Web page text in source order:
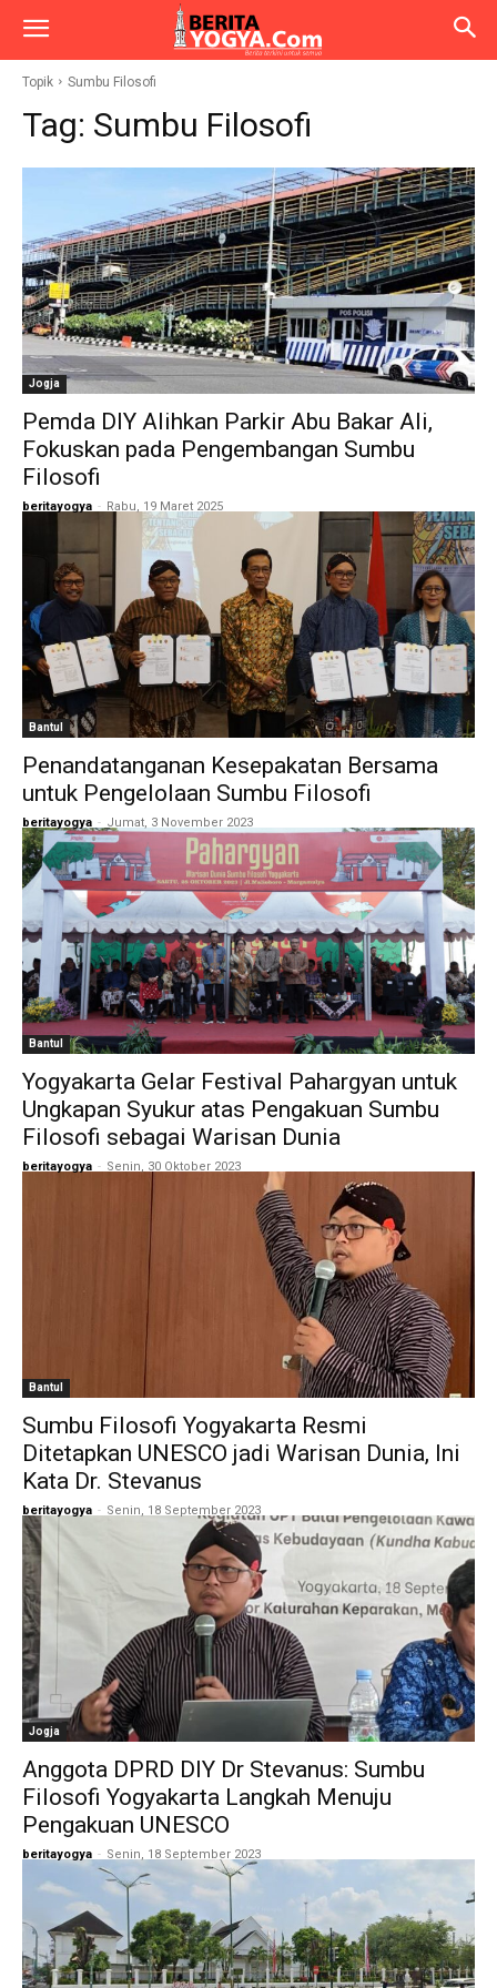
Topik Sumbu Filosofi
Tag: Sumbu Filosofi
Jogja
Pemda DIY Alihkan Parkir Abu Bakar Ali,
Fokuskan pada Pengembangan Sumbu
Filosofi
beritayogya - Rabu, 19 Maret 2025
Bantul
Penandatanganan Kesepakatan Bersama
untuk Pengelolaan Sumbu Filosofi
beritayogya - Jumat, 3 November 2023
Bantul
Yogyakarta Gelar Festival Pahargyan untuk
Ungkapan Syukur atas Pengakuan Sumbu
Filosofi sebagai Warisan Dunia
beritayogya - Senin, 30 Oktober 2023
Bantul
Sumbu Filosofi Yogyakarta Resmi
Ditetapkan UNESCO jadi Warisan Dunia, Ini
Kata Dr. Stevanus
beritayogya - Senin, 18 September 2023
Jogja
Anggota DPRD DIY Dr Stevanus: Sumbu
Filosofi Yogyakarta Langkah Menuju
Pengakuan UNESCO
beritayogya - Senin, 18 September 2023